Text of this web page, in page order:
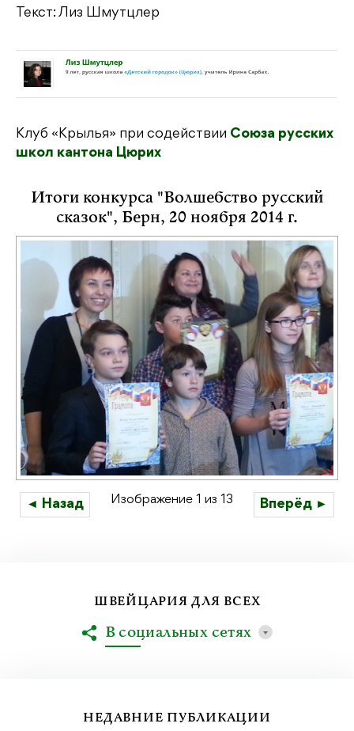
Текст: Лиз Шмутцлер
Клуб «Крылья» при содействии Союза русских
школ кантона Цюрих
Итоги конкурса "Волшебство русский
сказок", Берн, 20 ноября 2014 г.
◄ Назад Вперёд ►
Изображение 1 из 13
НЕДАВНИЕ ПУБЛИКАЦИИ
ШВЕЙЦАРИЯ ДЛЯ ВСЕХ
В социальных сетях